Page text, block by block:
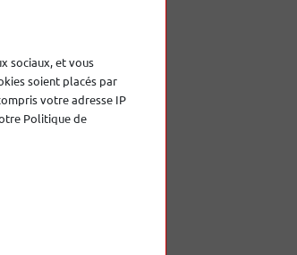
sociaux, et vous
soient placés par
votre adresse IP
Politique de